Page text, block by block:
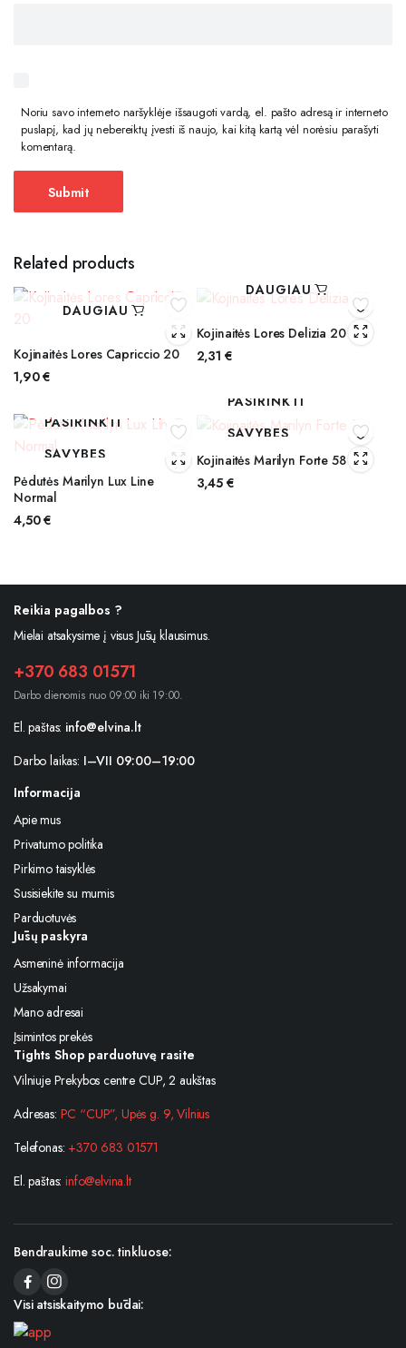
Noriu savo interneto naršyklėje išsaugoti vardą, el. pašto adresą ir interneto
puslapį, kad jų nebereiktų įvesti iš naujo, kai kitą kartą vėl norėsiu parašyti
komentarą.
Related products
DAUGIAU
Kojinaitės Lores Capriccio 20
1,90€
DAUGIAU
Kojinaitės Lores Delizia 20
2,31 €
PASIRINKTI
SAVYBES
Pėdutės Marilyn Lux Line
Normal
4,50€
PASIRINKTI
SAVYBES
Kojinaitės Marilyn Forte 58
3,45 €
Reikia pagalbos ?
Mielai atsakysime į visus Jūsų klausimus.
+370 683 01571
Darbo dienomis nuo 09:00 iki 19:00.
El. paštas: info@elvina.lt
Darbo laikas: I–VII 09:00–19:00
Informacija
Apie mus
Privatumo politika
Pirkimo taisyklės
Susisiekite su mumis
Parduotuvės
Jūsų paskyra
Asmeninė informacija
Užsakymai
Mano adresai
Įsimintos prekės
Tights Shop parduotuvę rasite
Vilniuje Prekybos centre CUP, 2 aukštas
Adresas: PC “CUP”, Upės g. 9, Vilnius
Telefonas: +370 683 01571
El. paštas:info@elvina.lt
Bendraukime soc. tinkluose:
Visi atsiskaitymo būdai: